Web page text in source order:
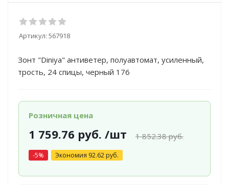
Артикул: 567918
Зонт "Diniya" антиветер, полуавтомат, усиленный,
трость, 24 спицы, черный 176
Розничная цена
1 759.76 руб. /шт 1 852.38руб.
-5% Экономия 92.62руб.